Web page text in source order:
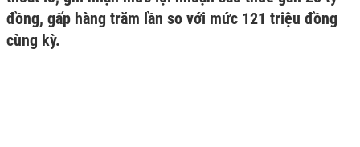
đồng, gấp hàng trăm lần so với mức 121 triệu đồng
cùng kỳ.